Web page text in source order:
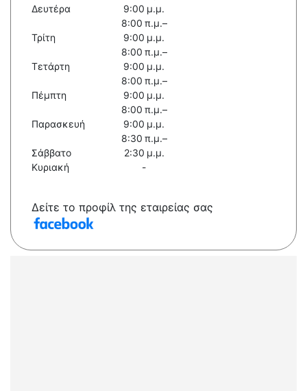
Δευτέρα
9:00 μ.μ.
Τρίτη
8:00 π.μ.–
9:00 μ.μ.
Τετάρτη
8:00 π.μ.–
9:00 μ.μ.
Πέμπτη
8:00 π.μ.–
9:00 μ.μ.
Παρασκευή
8:00 π.μ.–
9:00 μ.μ.
Σάββατο
8:30 π.μ.–
2:30 μ.μ.
Κυριακή
-
Δείτε το προφίλ της εταιρείας σας